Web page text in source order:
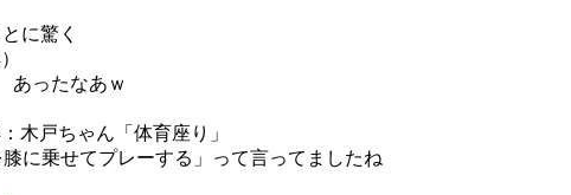
に驚く
あったなあｗ
木戸ちゃん「体育座り」
に乗せてプレーする」って言ってましたね